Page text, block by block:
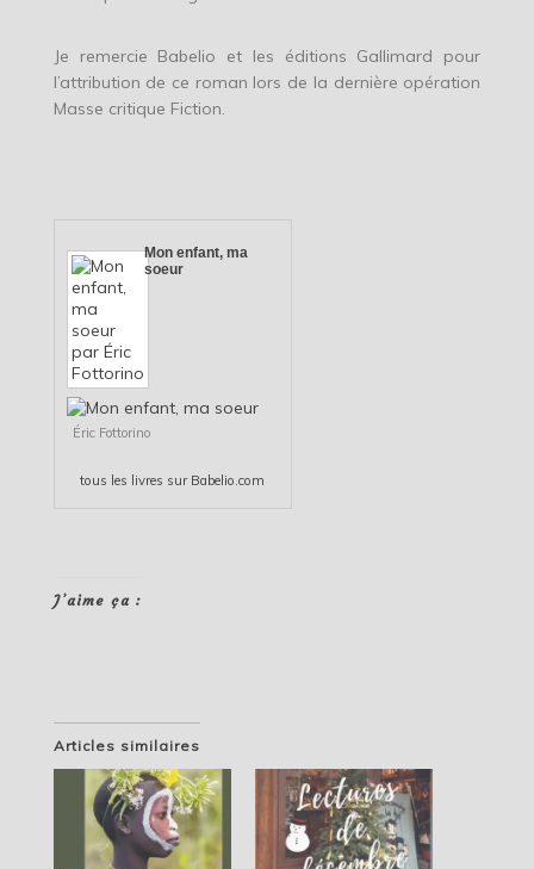
Je remercie Babelio et les éditions Gallimard pour
l’attribution de ce roman lors de la dernière opération
Masse critique Fiction.
Mon enfant, ma
soeur
Éric Fottorino
tous les livres sur Babelio.com
J’aime ça :
Articles similaires